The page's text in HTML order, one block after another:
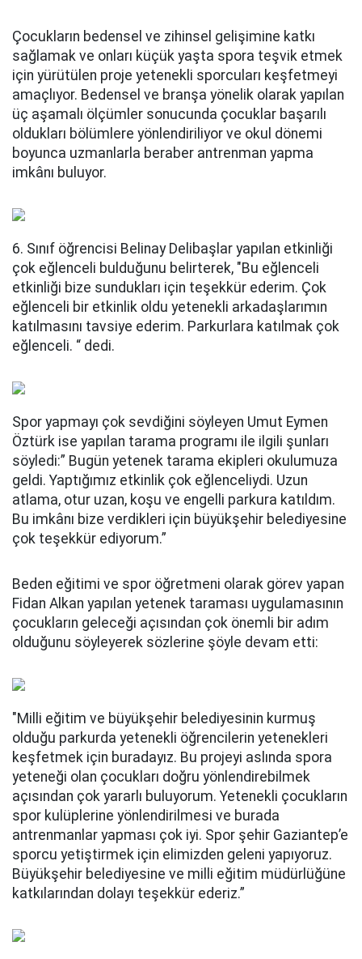
Çocukların bedensel ve zihinsel gelişimine katkı
sağlamak ve onları küçük yaşta spora teşvik etmek
için yürütülen proje yetenekli sporcuları keşfetmeyi
amaçlıyor. Bedensel ve branşa yönelik olarak yapılan
üç aşamalı ölçümler sonucunda çocuklar başarılı
oldukları bölümlere yönlendiriliyor ve okul dönemi
boyunca uzmanlarla beraber antrenman yapma
imkânı buluyor.
6. Sınıf öğrencisi Belinay Delibaşlar yapılan etkinliği
çok eğlenceli bulduğunu belirterek, "Bu eğlenceli
etkinliği bize sundukları için teşekkür ederim. Çok
eğlenceli bir etkinlik oldu yetenekli arkadaşlarımın
katılmasını tavsiye ederim. Parkurlara katılmak çok
eğlenceli. “ dedi.
Spor yapmayı çok sevdiğini söyleyen Umut Eymen
Öztürk ise yapılan tarama programı ile ilgili şunları
söyledi:” Bugün yetenek tarama ekipleri okulumuza
geldi. Yaptığımız etkinlik çok eğlenceliydi. Uzun
atlama, otur uzan, koşu ve engelli parkura katıldım.
Bu imkânı bize verdikleri için büyükşehir belediyesine
çok teşekkür ediyorum.”
Beden eğitimi ve spor öğretmeni olarak görev yapan
Fidan Alkan yapılan yetenek taraması uygulamasının
çocukların geleceği açısından çok önemli bir adım
olduğunu söyleyerek sözlerine şöyle devam etti:
"Milli eğitim ve büyükşehir belediyesinin kurmuş
olduğu parkurda yetenekli öğrencilerin yetenekleri
keşfetmek için buradayız. Bu projeyi aslında spora
yeteneği olan çocukları doğru yönlendirebilmek
açısından çok yararlı buluyorum. Yetenekli çocukların
spor kulüplerine yönlendirilmesi ve burada
antrenmanlar yapması çok iyi. Spor şehir Gaziantep’e
sporcu yetiştirmek için elimizden geleni yapıyoruz.
Büyükşehir belediyesine ve milli eğitim müdürlüğüne
katkılarından dolayı teşekkür ederiz.”